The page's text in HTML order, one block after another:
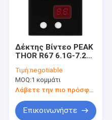
Δέκτης Βίντεο PEAK
THOR R67 6.1G-7.2G
Τιμή:negotiable
MOQ:1 κομμάτι
Λάβετε την πιο πρόσφατη τιμή
Επικοινωνήστε